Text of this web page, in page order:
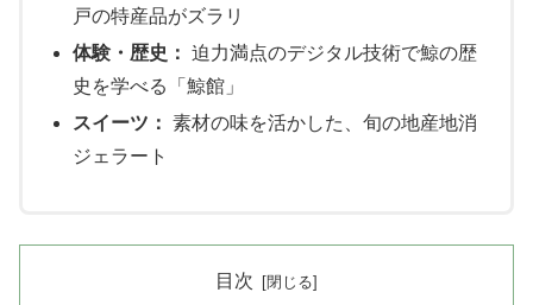
戸の特産品がズラリ
体験・歴史： 迫力満点のデジタル技術で鯨の歴
史を学べる「鯨館」
スイーツ： 素材の味を活かした、旬の地産地消
ジェラート
目次